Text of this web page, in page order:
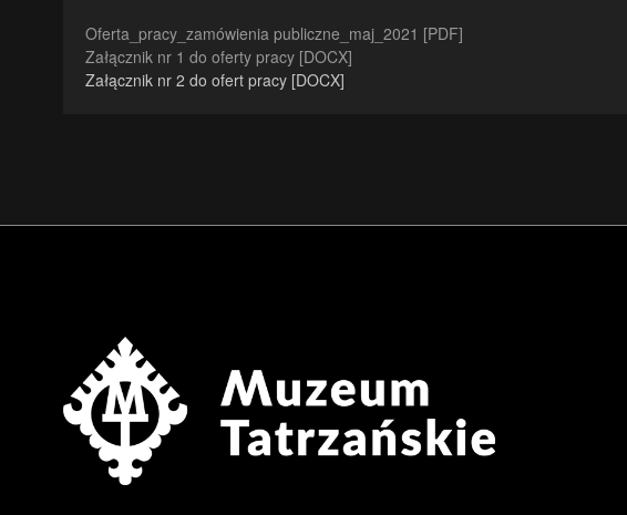
Oferta_pracy_zamówienia publiczne_maj_2021 [PDF]
Załącznik nr 1 do oferty pracy [DOCX]
Załącznik nr 2 do ofert pracy [DOCX]